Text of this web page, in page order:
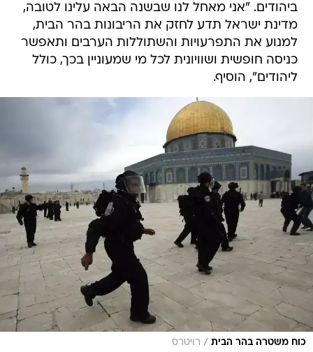
ביהודים. "אני מאחל לנו שבשנה הבאה עלינו לטובה,
מדינת ישראל תדע לחזק את הריבונות בהר הבית,
למנוע את התפרעויות והשתוללות הערבים ותאפשר
כניסה חופשית ושוויונית לכל מי שמעוניין בכך, כולל
ליהודים", הוסיף.
כוח משטרה בהר הבית / רויטרס